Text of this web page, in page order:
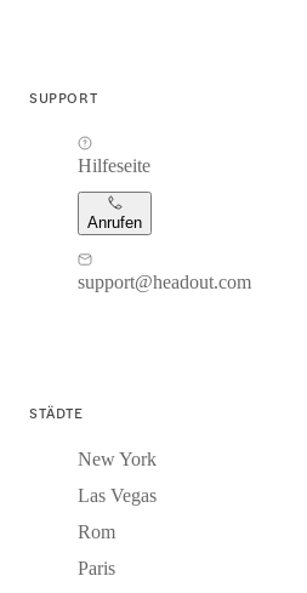
SUPPORT
Hilfeseite
Anrufen
support@headout.com
STÄDTE
New York
Las Vegas
Rom
Paris